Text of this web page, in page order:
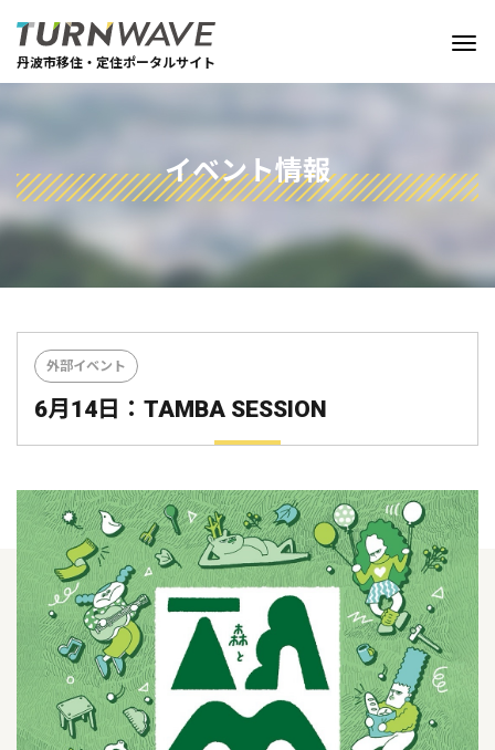
丹波市移住・定住ポータルサイト
イベント情報
外部イベント
6月14日：TAMBA SESSION